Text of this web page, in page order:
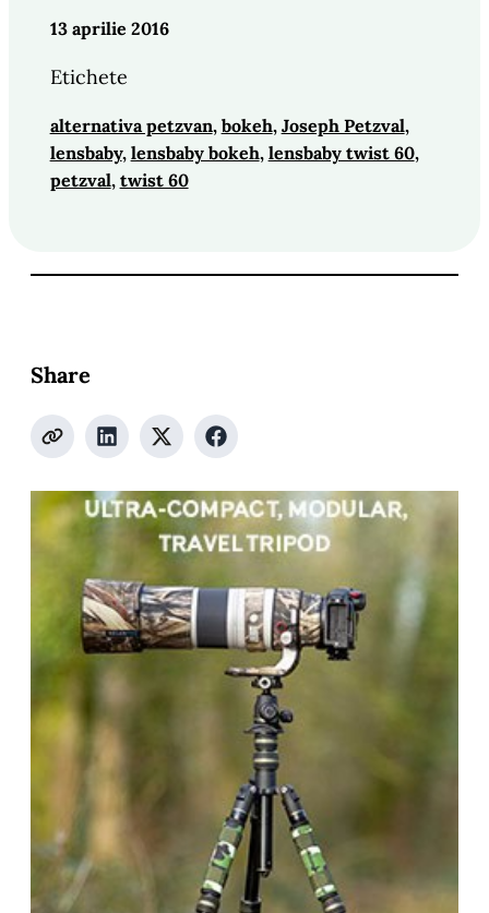
13 aprilie 2016
Etichete
alternativa petzvan, bokeh, Joseph Petzval ,
lensbaby, lensbaby bokeh, lensbaby twist 60 ,
petzval, twist 60
Share